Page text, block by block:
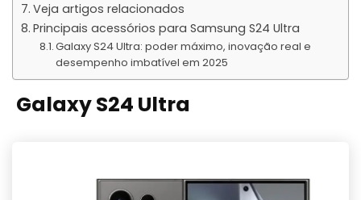
Veja artigos relacionados
Principais acessórios para Samsung S24 Ultra
Galaxy S24 Ultra: poder máximo, inovação real e
desempenho imbatível em 2025
Galaxy S24 Ultra